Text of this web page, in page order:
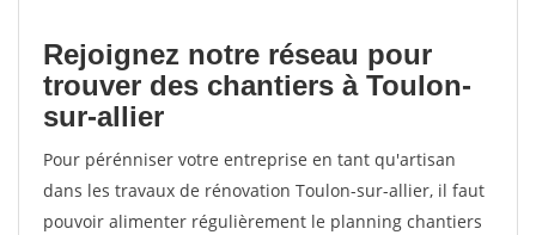
Rejoignez notre réseau pour
trouver des chantiers à Toulon-
sur-allier
Pour pérénniser votre entreprise en tant qu'artisan
dans les travaux de rénovation Toulon-sur-allier, il faut
pouvoir alimenter régulièrement le planning chantiers